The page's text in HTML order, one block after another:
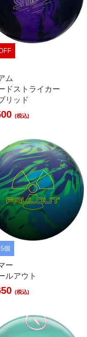
ム
ドストライカー
リッド
(税込)
個
ー
ルアウト
(税込)